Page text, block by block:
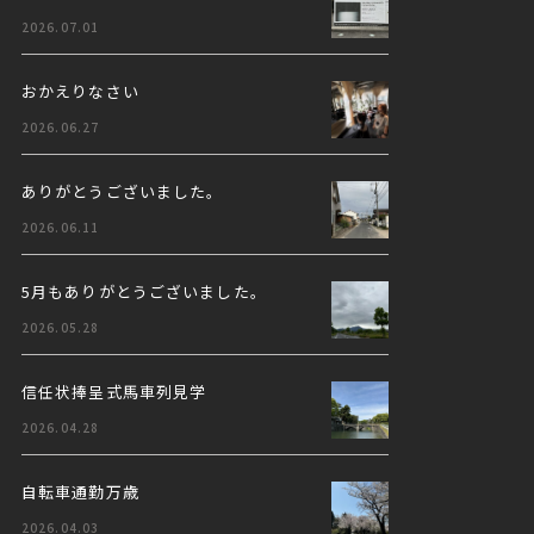
2026.07.01
おかえりなさい
2026.06.27
ありがとうございました。
2026.06.11
5月もありがとうございました。
2026.05.28
信任状捧呈式馬車列見学
2026.04.28
自転車通勤万歳
2026.04.03